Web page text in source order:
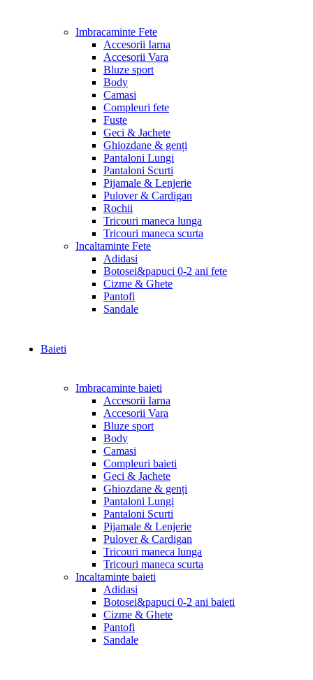
Imbracaminte Fete
Accesorii Iarna
Accesorii Vara
Bluze sport
Body
Camasi
Compleuri fete
Fuste
Geci & Jachete
Ghiozdane & genți
Pantaloni Lungi
Pantaloni Scurti
Pijamale & Lenjerie
Pulover & Cardigan
Rochii
Tricouri maneca lunga
Tricouri maneca scurta
Incaltaminte Fete
Adidasi
Botosei&papuci 0-2 ani fete
Cizme & Ghete
Pantofi
Sandale
Baieti
Imbracaminte baieti
Accesorii Iarna
Accesorii Vara
Bluze sport
Body
Camasi
Compleuri baieti
Geci & Jachete
Ghiozdane & genți
Pantaloni Lungi
Pantaloni Scurti
Pijamale & Lenjerie
Pulover & Cardigan
Tricouri maneca lunga
Tricouri maneca scurta
Incaltaminte baieti
Adidasi
Botosei&papuci 0-2 ani baieti
Cizme & Ghete
Pantofi
Sandale